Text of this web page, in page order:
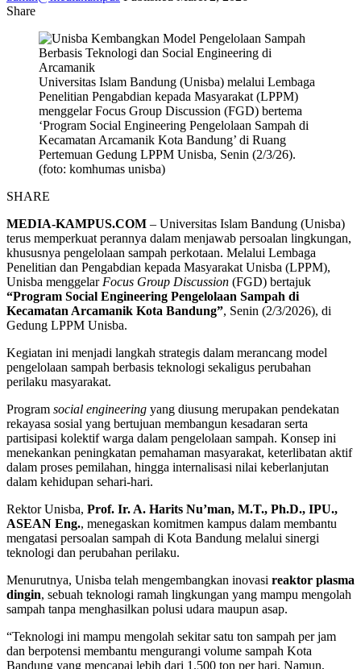
Share
Universitas Islam Bandung (Unisba) melalui Lembaga
Penelitian Pengabdian kepada Masyarakat (LPPM)
menggelar Focus Group Discussion (FGD) bertema
‘Program Social Engineering Pengelolaan Sampah di
Kecamatan Arcamanik Kota Bandung’ di Ruang
Pertemuan Gedung LPPM Unisba, Senin (2/3/26).
(foto: komhumas unisba)
SHARE
MEDIA-KAMPUS.COM – Universitas Islam Bandung (Unisba)
terus memperkuat perannya dalam menjawab persoalan lingkungan,
khususnya pengelolaan sampah perkotaan. Melalui Lembaga
Penelitian dan Pengabdian kepada Masyarakat Unisba (LPPM),
Unisba menggelar Focus Group Discussion (FGD) bertajuk
“Program Social Engineering Pengelolaan Sampah di
Kecamatan Arcamanik Kota Bandung”, Senin (2/3/2026), di
Gedung LPPM Unisba.
Kegiatan ini menjadi langkah strategis dalam merancang model
pengelolaan sampah berbasis teknologi sekaligus perubahan
perilaku masyarakat.
Program social engineering yang diusung merupakan pendekatan
rekayasa sosial yang bertujuan membangun kesadaran serta
partisipasi kolektif warga dalam pengelolaan sampah. Konsep ini
menekankan peningkatan pemahaman masyarakat, keterlibatan aktif
dalam proses pemilahan, hingga internalisasi nilai keberlanjutan
dalam kehidupan sehari-hari.
Rektor Unisba, Prof. Ir. A. Harits Nu’man, M.T., Ph.D., IPU.,
ASEAN Eng., menegaskan komitmen kampus dalam membantu
mengatasi persoalan sampah di Kota Bandung melalui sinergi
teknologi dan perubahan perilaku.
Menurutnya, Unisba telah mengembangkan inovasi reaktor plasma
dingin, sebuah teknologi ramah lingkungan yang mampu mengolah
sampah tanpa menghasilkan polusi udara maupun asap.
“Teknologi ini mampu mengolah sekitar satu ton sampah per jam
dan berpotensi membantu mengurangi volume sampah Kota
Bandung yang mencapai lebih dari 1.500 ton per hari. Namun,